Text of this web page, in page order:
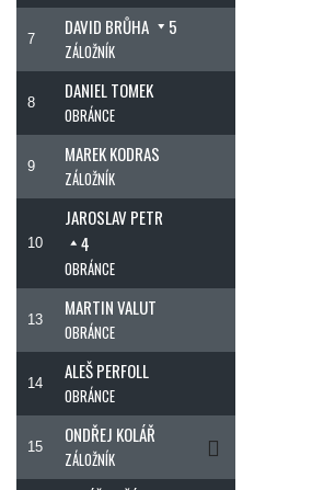
7
DAVID BRŮHA 5
ZÁLOŽNÍK
8
DANIEL TOMEK
OBRÁNCE
9
MAREK KODRAS
ZÁLOŽNÍK
10
JAROSLAV PETR
4
OBRÁNCE
13
MARTIN VALUT
OBRÁNCE
14
ALEŠ PERFOLL
OBRÁNCE
15
ONDŘEJ KOLÁŘ
ZÁLOŽNÍK